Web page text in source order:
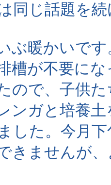
同じ話題を
ぶ暖かいです
槽が不要に
ので、子供
ンガと培養
した。今月
きませんが